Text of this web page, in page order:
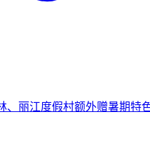
、丽江度假村额外赠暑期特